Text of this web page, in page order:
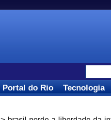
Portal do Rio Tecnologia